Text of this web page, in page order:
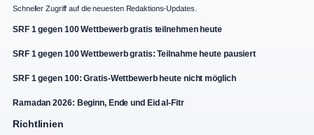
Schneller Zugriff auf die neuesten Redaktions-Updates.
SRF 1 gegen 100 Wettbewerb gratis teilnehmen heute
SRF 1 gegen 100 Wettbewerb gratis: Teilnahme heute pausiert
SRF 1 gegen 100: Gratis-Wettbewerb heute nicht möglich
Ramadan 2026: Beginn, Ende und Eid al-Fitr
Richtlinien